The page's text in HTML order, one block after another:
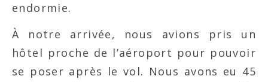
endormie.
À notre arrivée, nous avions pris un
hôtel proche de l’aéroport pour pouvoir
se poser après le vol. Nous avons eu 45